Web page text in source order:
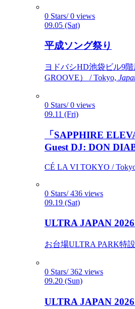
0 Stars/ 0 views
09.05 (Sat)
平成ソング祭り
ヨドバシHD池袋ビル9
GROOVE） / Tokyo,
0 Stars/ 0 views
09.11 (Fri)
「SAPPHIRE
Guest DJ: DON
CÉ LA VI TOKYO /
0 Stars/ 436 views
09.19 (Sat)
ULTRA JAPAN 2026
お台場ULTRA PARK特
0 Stars/ 362 views
09.20 (Sun)
ULTRA JAPAN 2026